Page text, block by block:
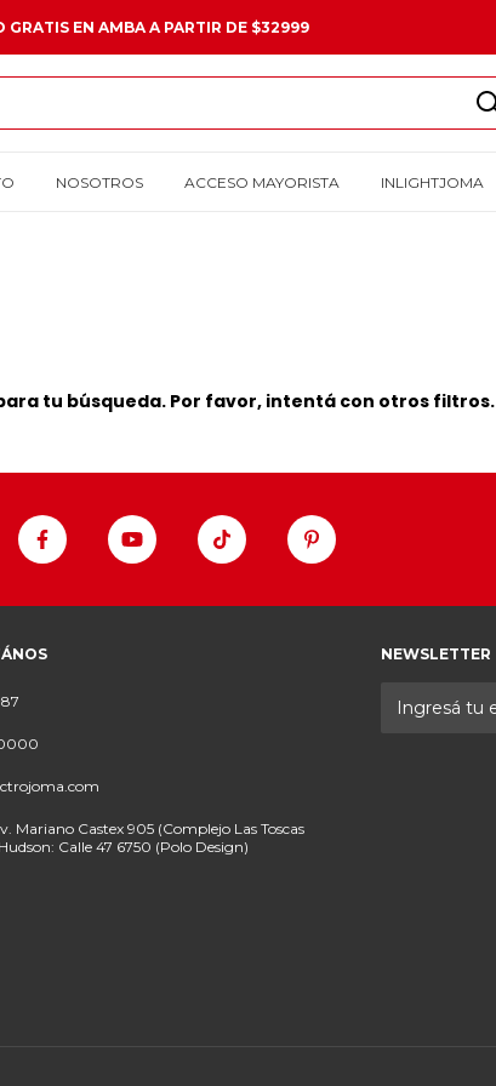
GRATIS EN AMBA A PARTIR DE $32999
NOSOTROS ACCESO MAYORISTA INLIGHTJOMA
tu búsqueda. Por favor, intentá con otros filtros.
Mariano Castex 905 (Complejo Las Toscas
Calle 47 6750 (Polo Design)
NEWSLETTER